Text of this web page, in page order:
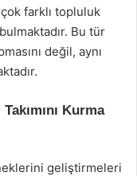
farklı topluluk
Bu tür
değil, aynı
Kurma
geliştirmeleri